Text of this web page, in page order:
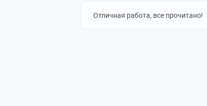
Отличная работа, все прочитано!